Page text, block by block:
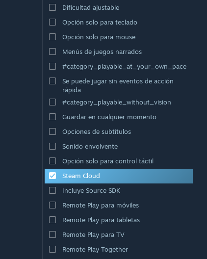
Dificultad ajustable
Opción solo para teclado
Opción solo para mouse
Menús de juegos narrados
#category_playable_at_your_own_pace
Se puede jugar sin eventos de acción
rápida
#category_playable_without_vision
Guardar en cualquier momento
Opciones de subtítulos
Sonido envolvente
Opción solo para control táctil
Steam Cloud
Incluye Source SDK
Remote Play para móviles
Remote Play para tabletas
Remote Play para TV
Remote Play Together